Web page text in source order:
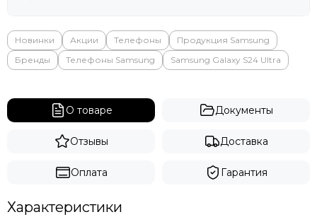
Новинки Акции Телефоны
Продукция Samsung
Бренды
Телефоны Samsung Samsung Galaxy S24 Ultra
О товаре Документы
Отзывы Доставка
Оплата Гарантия
Характеристики